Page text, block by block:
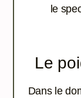
le
Le
Dans le